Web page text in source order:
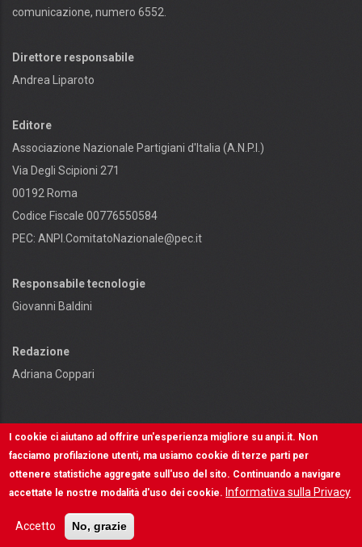
comunicazione, numero 6552.
Direttore responsabile
Andrea Liparoto
Editore
Associazione Nazionale Partigiani d'Italia (A.N.P.I.)
Via Degli Scipioni 271
00192 Roma
Codice Fiscale 00776550584
PEC: ANPI.ComitatoNazionale@pec.it
Responsabile tecnologie
Giovanni Baldini
Redazione
Adriana Coppari
Contenuti e diritti riservati - © ANPI - Made inOSCR
INFORMATIVA SULLA PRIVACY
I cookie ci aiutano ad offrire un'esperienza migliore su anpi.it. Non
facciamo profilazione utenti, ma usiamo cookie di terze parti per
ottenere statistiche aggregate sull'uso del sito. Continuando a navigare
accettate le nostre modalità d'uso dei cookie. Informativa sulla Privacy
Accetto No, grazie